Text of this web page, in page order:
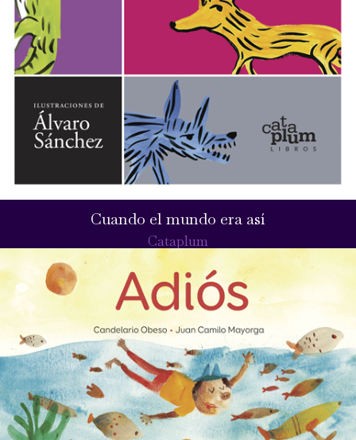
Cuando el mundo era así
Cataplum